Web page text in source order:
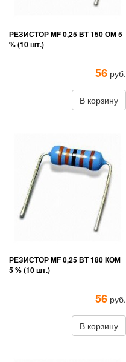
РЕЗИСТОР MF 0,25 ВТ 150 ОМ 5
% (10 шт.)
56 руб.
В корзину
РЕЗИСТОР MF 0,25 ВТ 180 КОМ
5 % (10 шт.)
56 руб.
В корзину